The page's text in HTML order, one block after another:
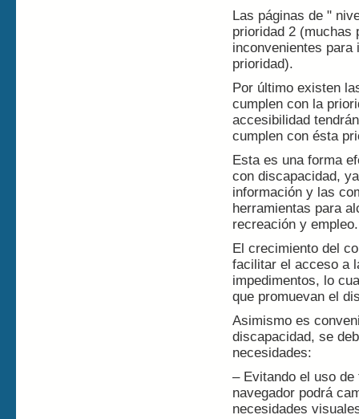
Las páginas de "
prioridad 2 (muchas
inconvenientes
prioridad).
Por último existen
cumplen con la
accesibilidad
cumplen con ésta
Esta es una forma
con discapacidad,
información y las
herramientas para
recreación y empleo.
El crecimiento del
facilitar el acceso a
impedimentos, lo
que promuevan el
Asimismo es
discapacidad, se
necesidades:
– Evitando el uso
navegador podrá
necesidades